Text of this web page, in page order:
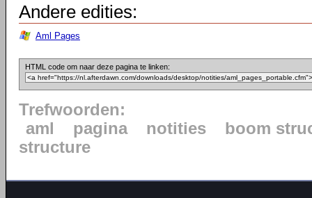
Andere edities:
Aml Pages
HTML code om naar deze pagina te linken:
Trefwoorden:
aml
pagina notities
boom
structure